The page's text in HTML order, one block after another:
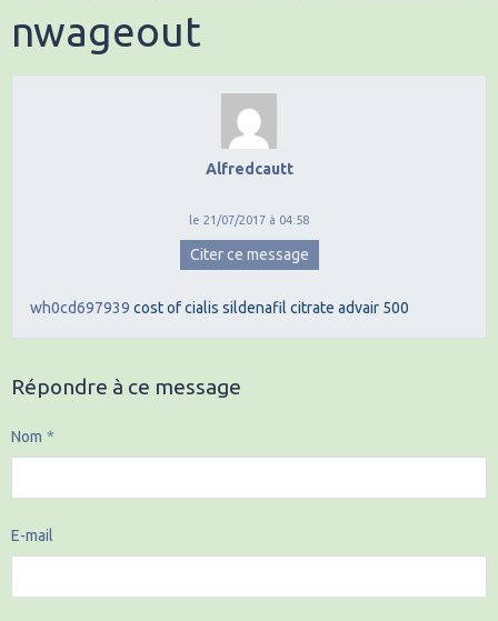
nwageout
Alfredcautt
le 21/07/2017 à 04:58
Citer ce message
wh0cd697939 cost of cialis sildenafil citrate advair 500
Répondre à ce message
Nom
E-mail